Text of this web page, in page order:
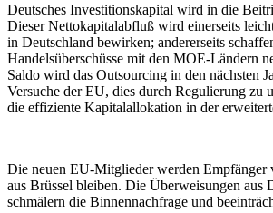
Deutsches Investitionskapital wird in die
Dieser Nettokapitalabfluß wird einerseits
in Deutschland bewirken; andererseits
Handelsüberschüsse mit den MOE-Ländern
Saldo wird das Outsourcing in den nächsten
Versuche der EU, dies durch Regulierung zu
die effiziente Kapitalallokation in der
Die neuen EU-Mitglieder werden Empfänger
aus Brüssel bleiben. Die Überweisungen aus
schmälern die Binnennachfrage und